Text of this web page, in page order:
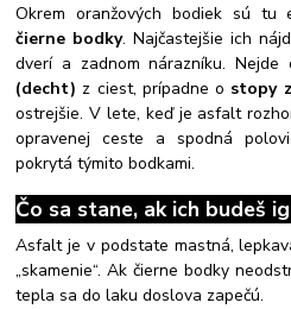
Okrem oranžových bodiek sú tu
čierne bodky. Najčastejšie ich
dverí a zadnom nárazníku.
(decht) z ciest, prípadne o stopy
ostrejšie. V lete, keď je asfalt
opravenej ceste a spodná
pokrytá týmito bodkami.
Čo sa stane, ak ich budeš
Asfalt je v podstate mastná,
„skamenie“. Ak čierne bodky
tepla sa do laku doslova zapečú.